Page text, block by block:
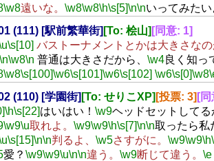
\w8遠いな。 \w8\w8\h\s[5]\n\nいってみたい
(111) [駅前繁華街] [To: 桧山] [同意: 1]
\s[10] バストーナメントとかは大きさな
\n\w8\n 普通は大きさだから、 \w4良く知っ
\w8\s[100]\w6\s[101]\w6\s[102] \w6\s[0]\w8
(110) [学園街] [To: せりこXP] [投票: 3] [
\h\s[22]はいはい！ \w9ヘッドセットしてる
\w9\u取れよ。 \w9\w9\h\s[7]\n\n取ったら私
\s[15]\n\n判るよ、 \w5さすがに。 \w9\w9\h
愛？ \w9\w9\u\n\n違う。 \w9断じて違う。 \e